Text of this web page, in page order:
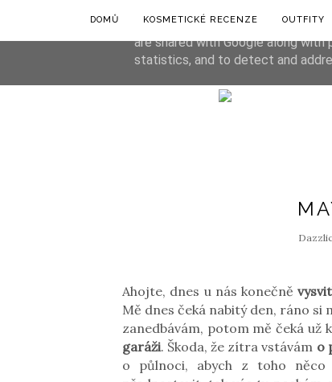
DOMŮ KOSMETICKÉ RECENZE OUTFITY
Ahojte, dnes u nás konečně
Mě dnes čeká nabitý den, ráno
zanedbávám, potom mě čeká už
garáži. Škoda, že zítra vstávám o
o půlnoci, abych z toho
This site uses cookies from
are shared with Google along
statistics, and to detect and